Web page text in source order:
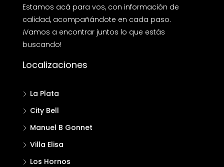
Estamos acá para vos, con información de
calidad, acompañándote en cada paso.
¡Vamos a encontrar juntos lo que estás
buscando!
Localizaciones
La Plata
City Bell
Manuel B Gonnet
Villa Elisa
Los Hornos